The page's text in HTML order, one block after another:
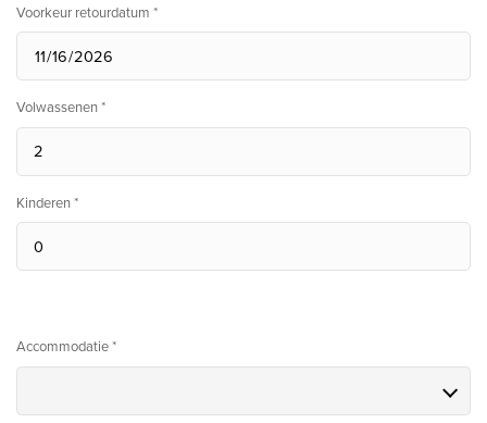
Voorkeur retourdatum *
Volwassenen *
Kinderen *
Accommodatie *